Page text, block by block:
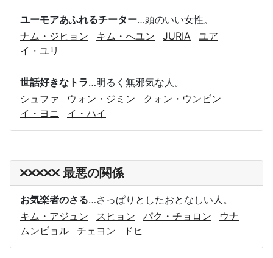
ユーモアあふれるチーター…頭のいい女性。
ナム・ジヒョン
キム・へユン JURIA
ユア
イ・ユリ
世話好きなトラ…明るく無邪気な人。
シュファ
ウォン・ジミン
クォン・ウンビン
イ・ヨニ
イ・ハイ
最悪の関係
お気楽者のさる…さっぱりとしたおとなしい人。
キム・アジュン
スヒョン パク・チョロン
ウナ
ムンビョル
チェヨン ドヒ